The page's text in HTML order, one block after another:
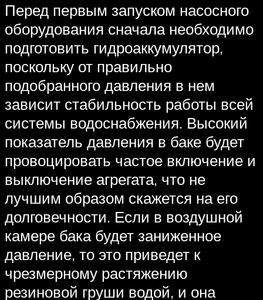
Перед первым запуском насосного
оборудования сначала необходимо
подготовить гидроаккумулятор,
поскольку от правильно
подобранного давления в нем
зависит стабильность работы всей
системы водоснабжения. Высокий
показатель давления в баке будет
провоцировать частое включение и
выключение агрегата, что не
лучшим образом скажется на его
долговечности. Если в воздушной
камере бака будет заниженное
давление, то это приведет к
чрезмерному растяжению
резиновой груши водой, и она